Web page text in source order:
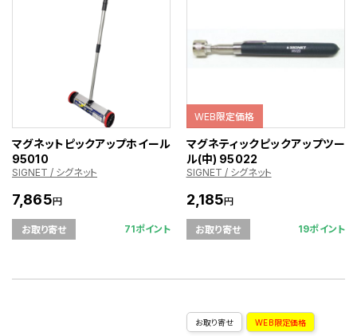
マグネットピックアップホイール
95010
SIGNET / シグネット
7,865円
お取り寄せ 71ポイント
WEB限定価格
マグネティックピックアップツー
ル(中) 95022
SIGNET / シグネット
2,185円
お取り寄せ 19ポイント
お取り寄せ WEB限定価格